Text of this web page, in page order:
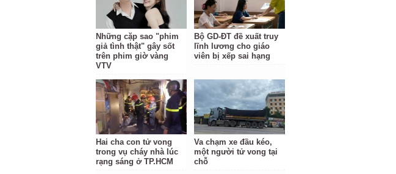
Những cặp sao "phim
giả tình thật" gây sốt
trên phim giờ vàng
VTV
Bộ GD-ĐT đề xuất truy
lĩnh lương cho giáo
viên bị xếp sai hạng
Hai cha con tử vong
trong vụ cháy nhà lúc
rạng sáng ở TP.HCM
Va chạm xe đầu kéo,
một người tử vong tại
chỗ